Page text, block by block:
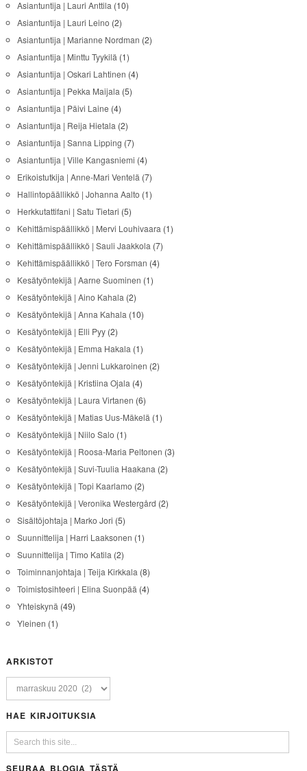
Asiantuntija | Lauri Anttila (10)
Asiantuntija | Lauri Leino (2)
Asiantuntija | Marianne Nordman (2)
Asiantuntija | Minttu Tyykilä (1)
Asiantuntija | Oskari Lahtinen (4)
Asiantuntija | Pekka Maijala (5)
Asiantuntija | Päivi Laine (4)
Asiantuntija | Reija Hietala (2)
Asiantuntija | Sanna Lipping (7)
Asiantuntija | Ville Kangasniemi (4)
Erikoistutkija | Anne-Mari Ventelä (7)
Hallintopäällikkö | Johanna Aalto (1)
Herkkutattifani | Satu Tietari (5)
Kehittämispäällikkö | Mervi Louhivaara (1)
Kehittämispäällikkö | Sauli Jaakkola (7)
Kehittämispäällikkö | Tero Forsman (4)
Kesätyöntekijä | Aarne Suominen (1)
Kesätyöntekijä | Aino Kahala (2)
Kesätyöntekijä | Anna Kahala (10)
Kesätyöntekijä | Elli Pyy(2)
Kesätyöntekijä | Emma Hakala (1)
Kesätyöntekijä | Jenni Lukkaroinen (2)
Kesätyöntekijä | Kristiina Ojala (4)
Kesätyöntekijä | Laura Virtanen (6)
Kesätyöntekijä | Matias Uus-Mäkelä (1)
Kesätyöntekijä | Niilo Salo (1)
Kesätyöntekijä | Roosa-Maria Peltonen (3)
Kesätyöntekijä | Suvi-Tuulia Haakana (2)
Kesätyöntekijä | Topi Kaarlamo (2)
Kesätyöntekijä | Veronika Westergård (2)
Sisältöjohtaja | Marko Jori (5)
Suunnittelija | Harri Laaksonen (1)
Suunnittelija | Timo Katila (2)
Toiminnanjohtaja | Teija Kirkkala (8)
Toimistosihteeri | Elina Suonpää (4)
Yhteiskynä (49)
Yleinen (1)
ARKISTOT
HAE KIRJOITUKSIA
SEURAA BLOGIA TÄSTÄ